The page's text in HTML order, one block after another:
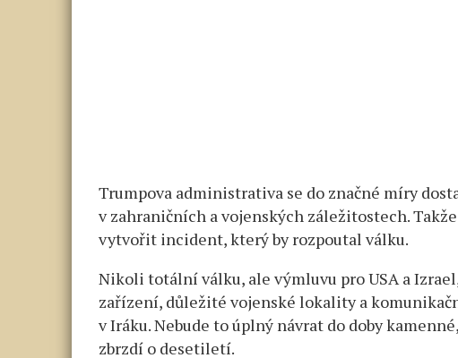
Trumpova administrativa se do značné míry
v zahraničních a vojenských záležitostech.
vytvořit incident, který by rozpoutal válku.
Nikoli totální válku, ale výmluvu pro USA a
zařízení, důležité vojenské lokality a
v Iráku. Nebude to úplný návrat do doby
zbrzdí o desetiletí.